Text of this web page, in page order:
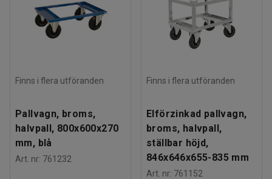
Finns i flera utföranden
Pallvagn, broms,
halvpall, 800x600x270
mm, blå
Art. nr: 761232
Finns i flera utföranden
Elförzinkad pallvagn,
broms, halvpall,
ställbar höjd,
846x646x655-835 mm
Art. nr: 761152